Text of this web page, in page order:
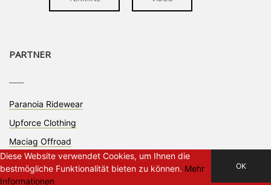
PARTNER
Paranoia Ridewear
Upforce Clothing
Maciag Offroad
OK
Diese Website verwendet Cookies, um Ihnen die
bestmögliche Funktionalität bieten zu können. Mehr
Informationen